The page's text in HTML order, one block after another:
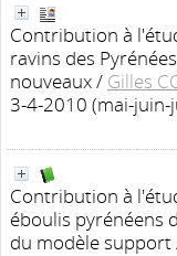
Contribution à
ravins des
nouveaux/ Gilles
3-4-2010 (mai-
Contribution à
éboulis pyrénéens
du modèle support